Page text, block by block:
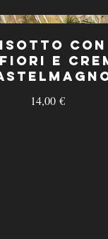
con
e
14,00 €